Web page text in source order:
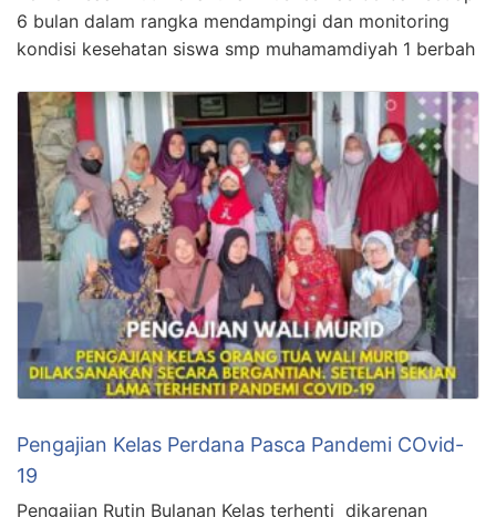
6 bulan dalam rangka mendampingi dan monitoring
kondisi kesehatan siswa smp muhamamdiyah 1 berbah
Pengajian Kelas Perdana Pasca Pandemi COvid-
19
Pengajian Rutin Bulanan Kelas terhenti dikarenan